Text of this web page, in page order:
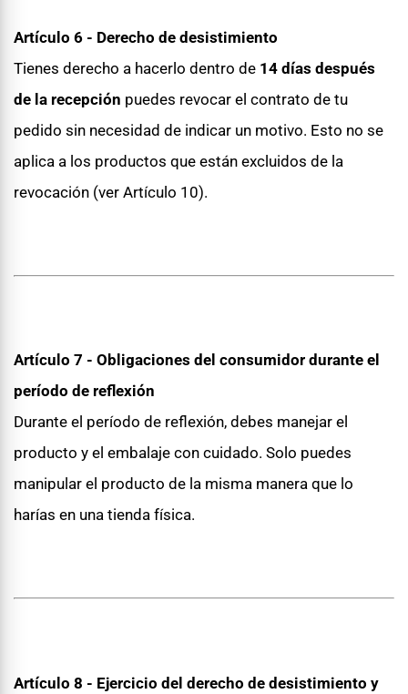
Artículo 6 - Derecho de desistimiento
Tienes derecho a hacerlo dentro de 14 días después
de la recepción puedes revocar el contrato de tu
pedido sin necesidad de indicar un motivo. Esto no se
aplica a los productos que están excluidos de la
revocación (ver Artículo 10).
Artículo 7 - Obligaciones del consumidor durante el
período de reflexión
Durante el período de reflexión, debes manejar el
producto y el embalaje con cuidado. Solo puedes
manipular el producto de la misma manera que lo
harías en una tienda física.
Artículo 8 - Ejercicio del derecho de desistimiento y